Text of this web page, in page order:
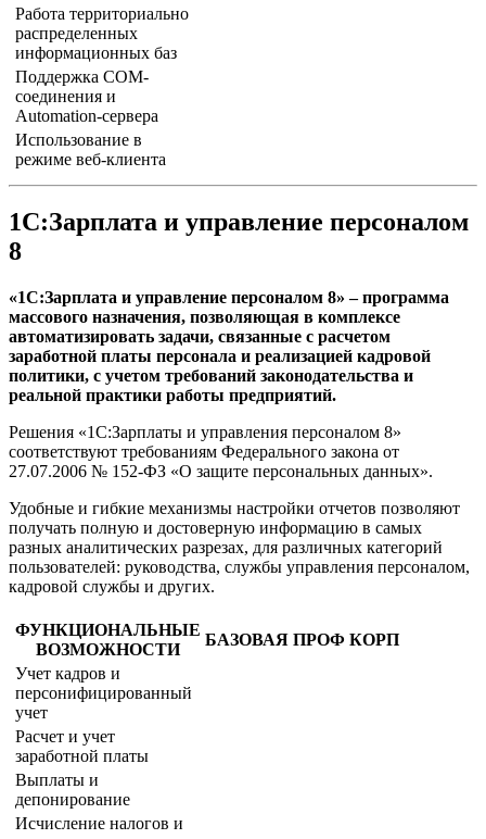
Работа территориально
распределенных
информационных баз
Поддержка COM-
соединения и
Automation-сервера
Использование в
режиме веб-клиента
1С:Зарплата и управление персоналом
8
«1С:Зарплата и управление персоналом 8» – программа
массового назначения, позволяющая в комплексе
автоматизировать задачи, связанные с расчетом
заработной платы персонала и реализацией кадровой
политики, с учетом требований законодательства и
реальной практики работы предприятий.
Решения «1С:Зарплаты и управления персоналом 8»
соответствуют требованиям Федерального закона от
27.07.2006 № 152-ФЗ «О защите персональных данных».
Удобные и гибкие механизмы настройки отчетов позволяют
получать полную и достоверную информацию в самых
разных аналитических разрезах, для различных категорий
пользователей: руководства, службы управления персоналом,
кадровой службы и других.
ФУНКЦИОНАЛЬНЫЕ
ВОЗМОЖНОСТИ
БАЗОВАЯ ПРОФ КОРП
Учет кадров и
персонифицированный
учет
Расчет и учет
заработной платы
Выплаты и
депонирование
Исчисление налогов и